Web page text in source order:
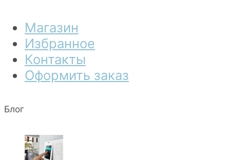
Магазин
Избранное
Контакты
Оформить заказ
Блог